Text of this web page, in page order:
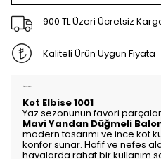
900 TL Üzeri Ücretsiz
Kaliteli Ürün Uygun Fiyata
Kot Elbise 1001
Yaz sezonunun favori
Mavi Yandan Düğmeli
modern tasarımı ve ince kot
konfor sunar. Hafif ve nefes
havalarda rahat bir kullanım